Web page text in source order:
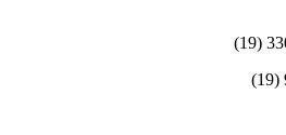
(19)
(19)